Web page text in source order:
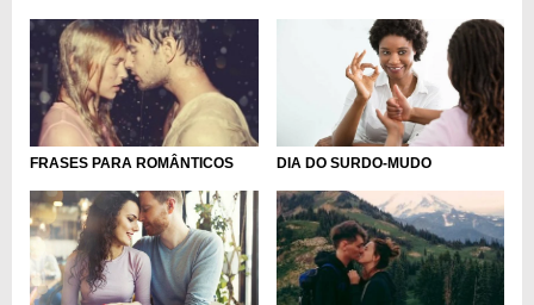
FRASES PARA ROMÂNTICOS DIA DO SURDO-MUDO